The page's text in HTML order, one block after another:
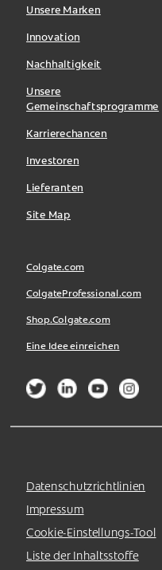
Unsere Marken
Innovation
Nachhaltigkeit
Unsere
Gemeinschaftsprogramme
Karrierechancen
Investoren
Lieferanten
Site Map
Colgate.com
ColgateProfessional.com
Shop.Colgate.com
Eine Idee einreichen
Datenschutzrichtlinien
Impressum
Cookie-Einstellungs-Tool
Liste der Inhaltsstoffe